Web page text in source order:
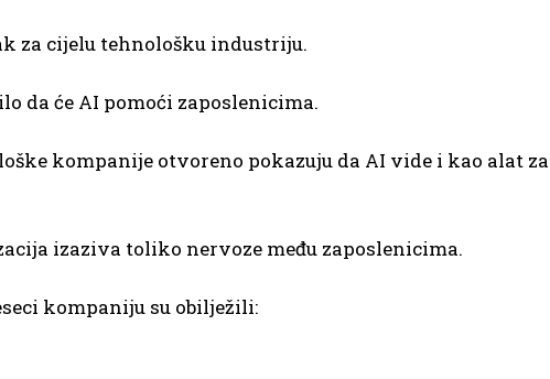
za cijelu tehnološku industriju.
da će AI pomoći zaposlenicima.
kompanije otvoreno pokazuju da AI vide i kao alat
izaziva toliko nervoze među zaposlenicima.
kompaniju su obilježili: